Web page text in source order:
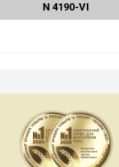
N 4190-VI